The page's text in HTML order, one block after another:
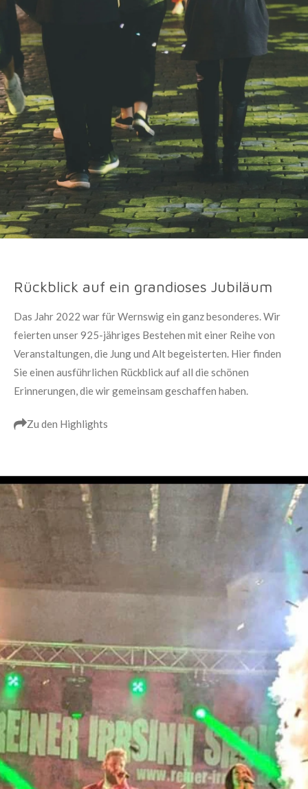
Rückblick auf ein grandioses Jubiläum
Das Jahr 2022 war für Wernswig ein ganz besonderes. Wir
feierten unser 925-jähriges Bestehen mit einer Reihe von
Veranstaltungen, die Jung und Alt begeisterten. Hier finden
Sie einen ausführlichen Rückblick auf all die schönen
Erinnerungen, die wir gemeinsam geschaffen haben.
Zu den Highlights